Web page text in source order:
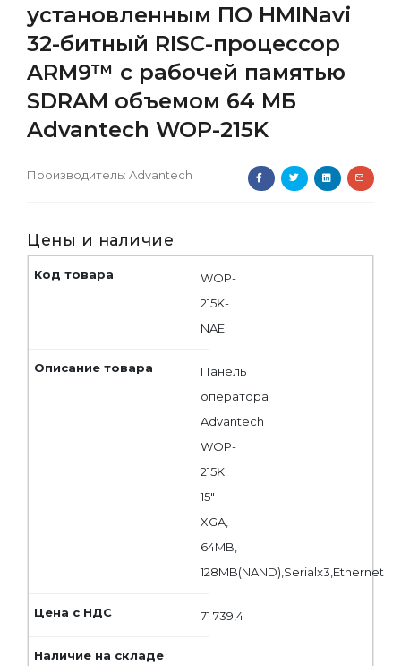
установленным ПО HMINavi
32-битный RISC-процессор
ARM9™ с рабочей памятью
SDRAM объемом 64 МБ
Advantech WOP-215K
Производитель: Advantech
Цены и наличие
WOP-
215K-
NAE
Панель
оператора
Advantech
WOP-
215K
15"
XGA,
64MB,
128MB(NAND),Serialx3,Ethernet
71 739,4